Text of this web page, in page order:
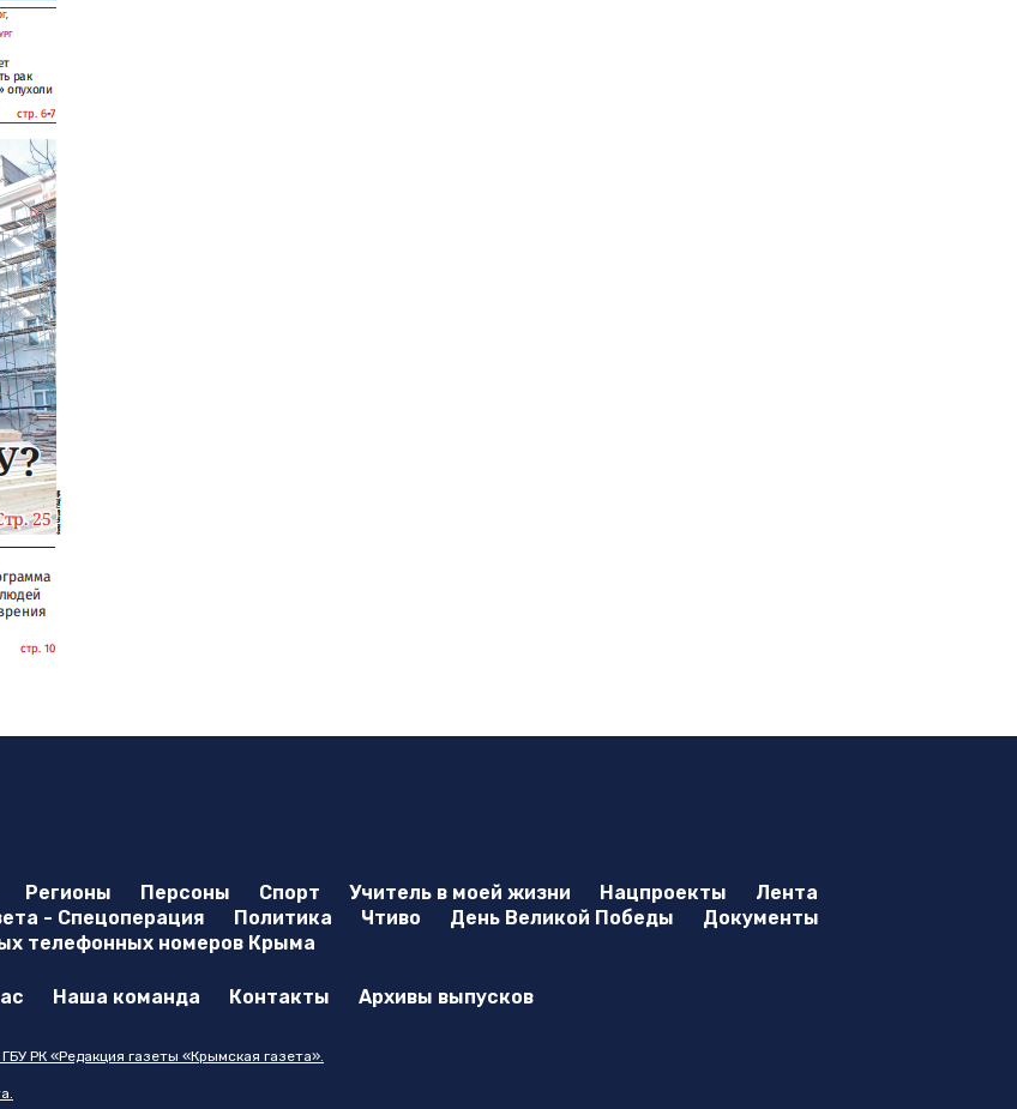
Регионы Персоны Спорт Учитель в моей жизни Нацпроекты
Лента
- Спецоперация Политика Чтиво День Великой Победы
Документы
телефонных номеров Крыма
Наша команда Контакты Архивы выпусков
РК «Редакция газеты «Крымская газета».